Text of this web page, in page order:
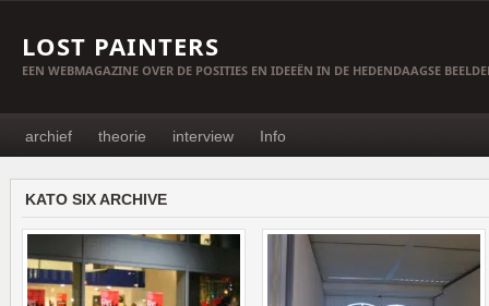
LOST PAINTERS
EEN WEBMAGAZINE OVER DE POSITIES EN IDEEËN IN DE HEDENDAAGSE
archief theorie interview Info
KATO SIX ARCHIVE